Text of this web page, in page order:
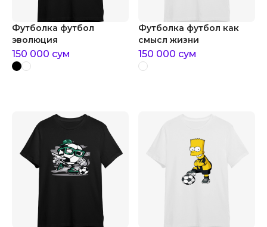
Футболка футбол
эволюция
150 000 сум
Футболка футбол как
смысл жизни
150 000 сум